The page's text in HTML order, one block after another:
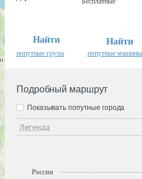
Найти
попутные грузы
Найти
попутные машины
Подробный маршрут
Легенда
Показывать попутные города
Россия